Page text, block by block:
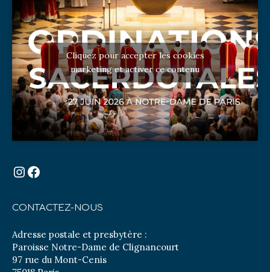
Cliquez pour accepter les cookies
marketing et activer ce contenu
Instagram
Facebook
CONTACTEZ-NOUS
Adresse postale et presbytère :
Paroisse Notre-Dame de Clignancourt
97 rue du Mont-Cenis